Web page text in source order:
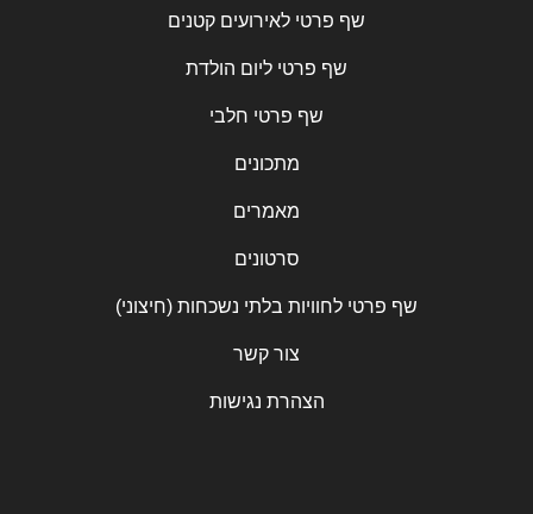
שף פרטי לאירועים קטנים
שף פרטי ליום הולדת
שף פרטי חלבי
מתכונים
מאמרים
סרטונים
שף פרטי לחוויות בלתי נשכחות (חיצוני)
צור קשר
הצהרת נגישות